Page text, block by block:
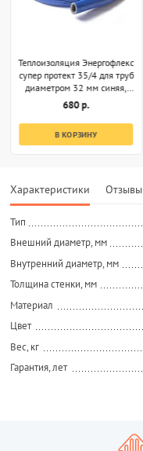
Теплоизоляция Энергофлекс
супер протект 35/4 для труб
диаметром 32 мм синяя,
бухта 11 м
680 р.
В КОРЗИНУ
Характеристики Отзывы
Тип
Внешний диаметр, мм
Внутренний диаметр, мм
Толщина стенки, мм
Материал
Цвет
Вес, кг
Гарантия, лет